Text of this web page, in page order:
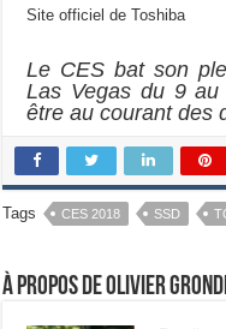
Site officiel de Toshiba
Le CES bat son
Las Vegas du 9 au
être au courant des
Tags CES 2018 SSD
À propos de Olivier